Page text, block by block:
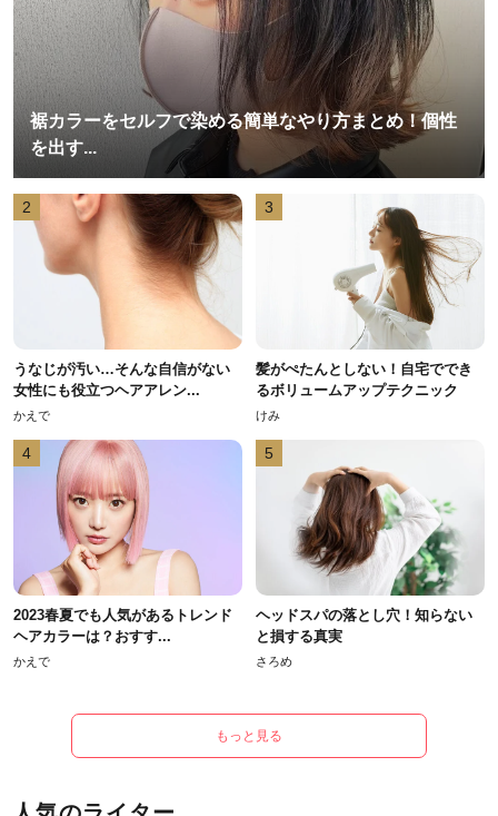
裾カラーをセルフで染める簡単なやり方まとめ！個性
を出す...
2
うなじが汚い…そんな自信がない
女性にも役立つヘアアレン...
かえで
3
髪がぺたんとしない！自宅ででき
るボリュームアップテクニック
けみ
4
2023春夏でも人気があるトレンド
ヘアカラーは？おすす...
かえで
5
ヘッドスパの落とし穴！知らない
と損する真実
さろめ
もっと見る